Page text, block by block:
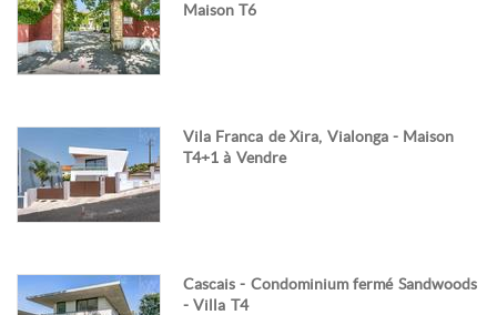
Maison T6
Vila Franca de Xira, Vialonga - Maison
T4+1 à Vendre
Cascais - Condominium fermé Sandwoods
- Villa T4